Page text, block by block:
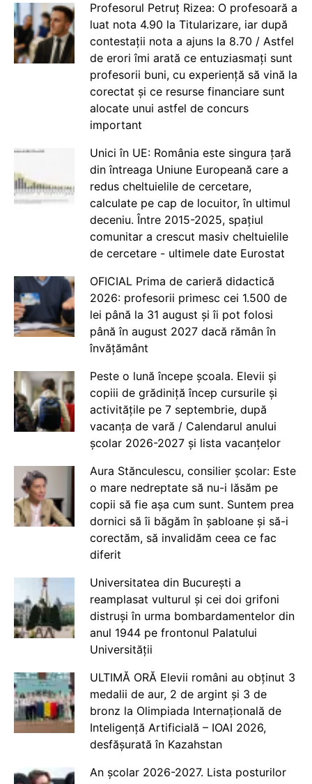
Profesorul Petruț Rizea: O profesoară a
luat nota 4.90 la Titularizare, iar după
contestații nota a ajuns la 8.70 / Astfel
de erori îmi arată ce entuziasmați sunt
profesorii buni, cu experiență să vină la
corectat și ce resurse financiare sunt
alocate unui astfel de concurs
important
Unici în UE: România este singura țară
din întreaga Uniune Europeană care a
redus cheltuielile de cercetare,
calculate pe cap de locuitor, în ultimul
deceniu. Între 2015-2025, spațiul
comunitar a crescut masiv cheltuielile
de cercetare - ultimele date Eurostat
OFICIAL Prima de carieră didactică
2026: profesorii primesc cei 1.500 de
lei până la 31 august și îi pot folosi
până în august 2027 dacă rămân în
învățământ
Peste o lună începe școala. Elevii și
copiii de grădiniță încep cursurile și
activitățile pe 7 septembrie, după
vacanța de vară / Calendarul anului
școlar 2026-2027 și lista vacanțelor
Aura Stănculescu, consilier școlar: Este
o mare nedreptate să nu-i lăsăm pe
copii să fie așa cum sunt. Suntem prea
dornici să îi băgăm în șabloane și să-i
corectăm, să invalidăm ceea ce fac
diferit
Universitatea din București a
reamplasat vulturul și cei doi grifoni
distruși în urma bombardamentelor din
anul 1944 pe frontonul Palatului
Universității
ULTIMĂ ORĂ Elevii români au obținut 3
medalii de aur, 2 de argint și 3 de
bronz la Olimpiada Internațională de
Inteligență Artificială – IOAI 2026,
desfășurată în Kazahstan
An școlar 2026-2027. Lista posturilor